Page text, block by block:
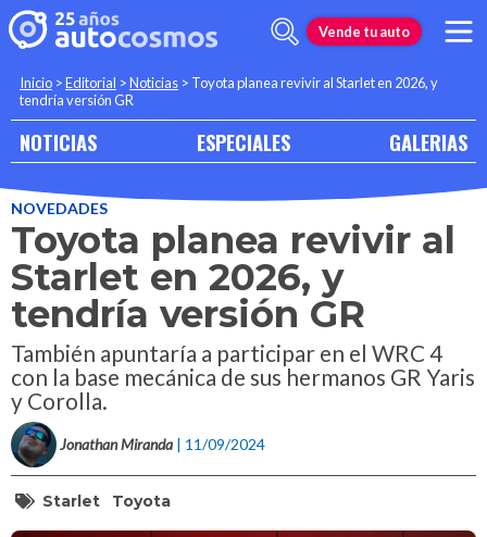
Vende tu auto
Inicio >Editorial >Noticias > Toyota planea revivir al Starlet en 2026, y
tendría versión GR
NOTICIAS ESPECIALES GALERIAS
NOVEDADES
Toyota planea revivir al
Starlet en 2026, y
tendría versión GR
También apuntaría a participar en el WRC 4
con la base mecánica de sus hermanos GR Yaris
y Corolla.
Jonathan Miranda | 11/09/2024
Starlet Toyota